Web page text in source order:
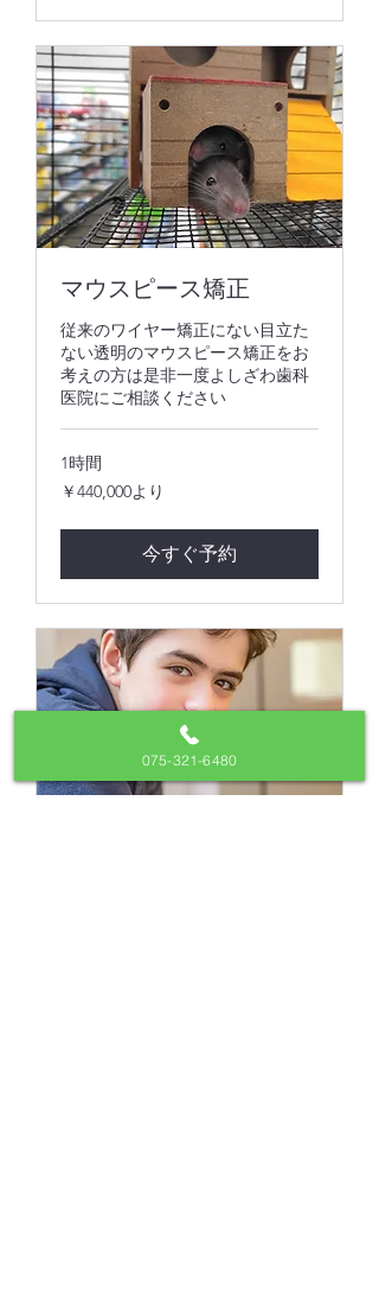
で
気
軽
に。
マウスピース矯正
従来のワイヤー矯正にない目立た
ない透明のマウスピース矯正をお
考えの方は是非一度よしざわ歯科
医院にご相談ください
1時間
440,000
円
り
￥440,000より
今すぐ予約
075-321-6480